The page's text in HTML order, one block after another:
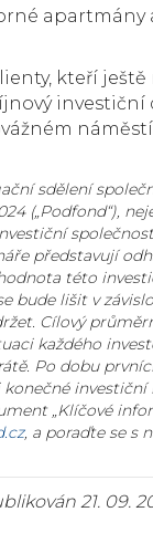
kteří
investiční
sdělení
(„Podfond“),
představují
této
bude lišit v
Cílový
každého
Po dobu
„Klíčové
, a poraďte se s
21. 09.